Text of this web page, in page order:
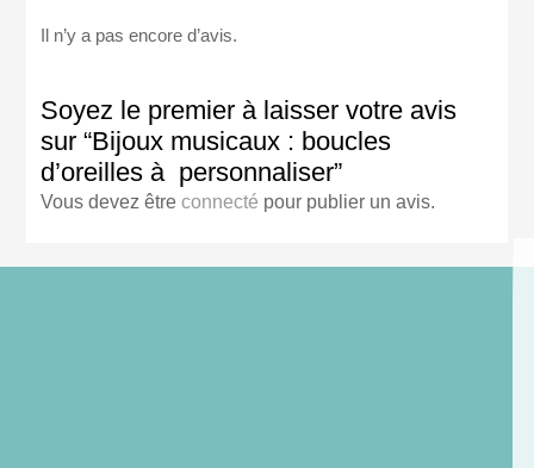
Il n’y a pas encore d’avis.
Soyez le premier à laisser votre avis
sur “Bijoux musicaux : boucles
d’oreilles à personnaliser”
Vous devez êtreconnecté pour publier un avis.